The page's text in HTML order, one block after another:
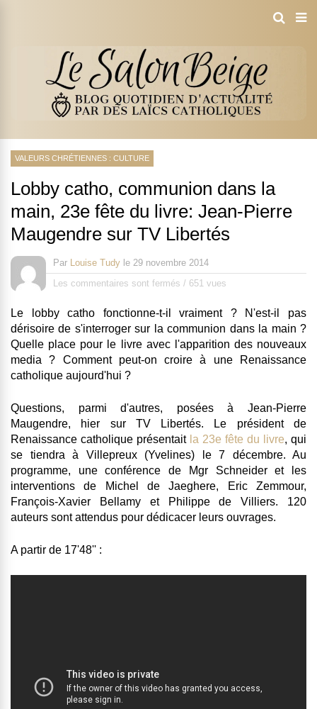
VALEURS CHRÉTIENNES : CULTURE
Lobby catho, communion dans la
main, 23e fête du livre: Jean-Pierre
Maugendre sur TV Libertés
Par Louise Tudy le 29 novembre 2014
Les commentaires sont fermés / 651 vues
Le lobby catho fonctionne-t-il vraiment ? N'est-il pas
dérisoire de s'interroger sur la communion dans la main ?
Quelle place pour le livre avec l'apparition des nouveaux
media ? Comment peut-on croire à une Renaissance
catholique aujourd'hui ?
Questions, parmi d'autres, posées à Jean-Pierre
Maugendre, hier sur TV Libertés. Le président de
Renaissance catholique présentait la 23e fête du livre, qui
se tiendra à Villepreux (Yvelines) le 7 décembre. Au
programme, une conférence de Mgr Schneider et les
interventions de Michel de Jaeghere, Eric Zemmour,
François-Xavier Bellamy et Philippe de Villiers. 120
auteurs sont attendus pour dédicacer leurs ouvrages.
A partir de 17'48'' :